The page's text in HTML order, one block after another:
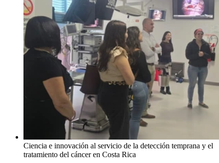
Ciencia e innovación al servicio de la detección temprana y el
tratamiento del cáncer en Costa Rica